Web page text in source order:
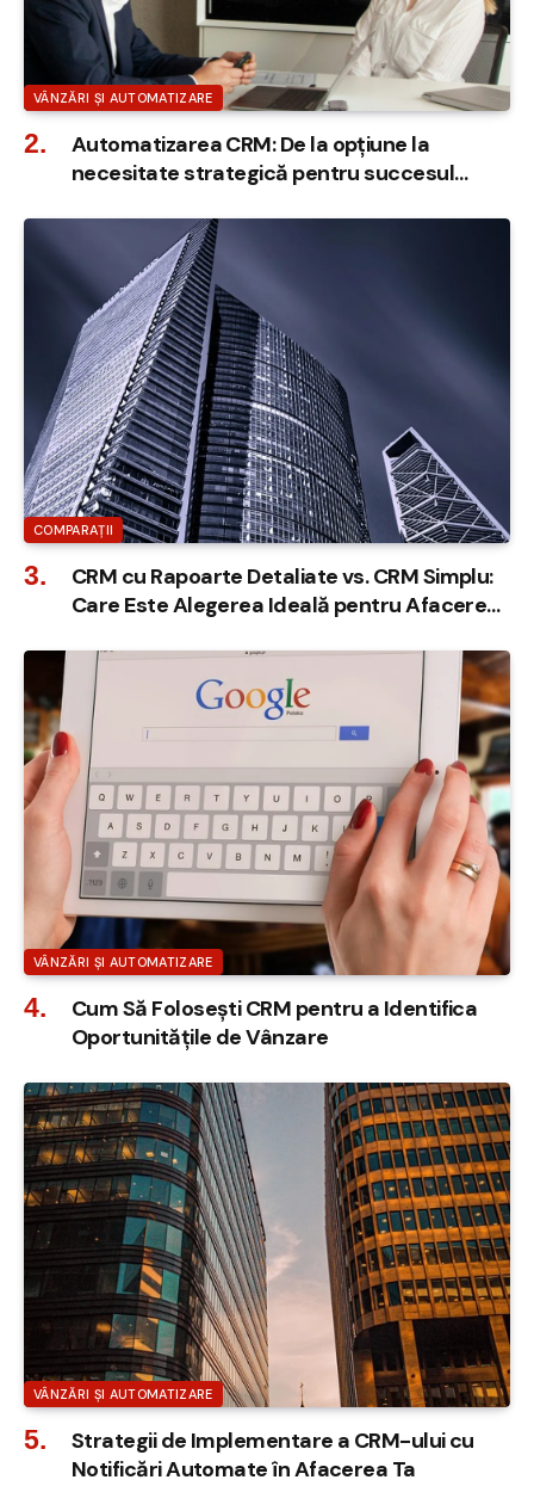
VÂNZĂRI ȘI AUTOMATIZARE
Automatizarea CRM: De la opțiune la
necesitate strategică pentru succesul
COMPARAȚII
CRM cu Rapoarte Detaliate vs. CRM Simplu:
Care Este Alegerea Ideală pentru Afacerea
VÂNZĂRI ȘI AUTOMATIZARE
Cum Să Folosești CRM pentru a Identifica
Oportunitățile de Vânzare
VÂNZĂRI ȘI AUTOMATIZARE
Strategii de Implementare a CRM-ului cu
Notificări Automate în Afacerea Ta